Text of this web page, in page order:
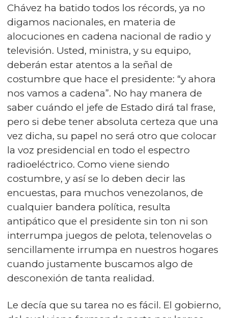
Chávez ha batido todos los récords, ya no
digamos nacionales, en materia de
alocuciones en cadena nacional de radio y
televisión. Usted, ministra, y su equipo,
deberán estar atentos a la señal de
costumbre que hace el presidente: “y ahora
nos vamos a cadena”. No hay manera de
saber cuándo el jefe de Estado dirá tal frase,
pero si debe tener absoluta certeza que una
vez dicha, su papel no será otro que colocar
la voz presidencial en todo el espectro
radioeléctrico. Como viene siendo
costumbre, y así se lo deben decir las
encuestas, para muchos venezolanos, de
cualquier bandera política, resulta
antipático que el presidente sin ton ni son
interrumpa juegos de pelota, telenovelas o
sencillamente irrumpa en nuestros hogares
cuando justamente buscamos algo de
desconexión de tanta realidad.
Le decía que su tarea no es fácil. El gobierno,